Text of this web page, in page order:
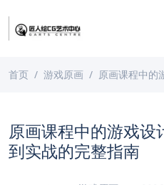
首页 游戏原画 原画课程中的游戏
原画课程中的游戏
到实战的完整指南